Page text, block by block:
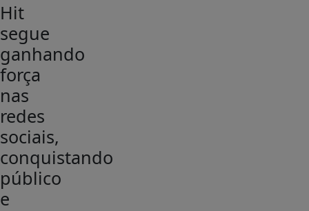
Hit
segue
ganhando
força
nas
redes
sociais,
conquistando
público
e